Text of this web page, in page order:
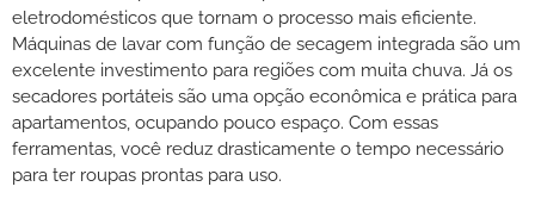
eletrodomésticos que tornam o processo mais eficiente.
Máquinas de lavar com função de secagem integrada são um
excelente investimento para regiões com muita chuva. Já os
secadores portáteis são uma opção econômica e prática para
apartamentos, ocupando pouco espaço. Com essas
ferramentas, você reduz drasticamente o tempo necessário
para ter roupas prontas para uso.